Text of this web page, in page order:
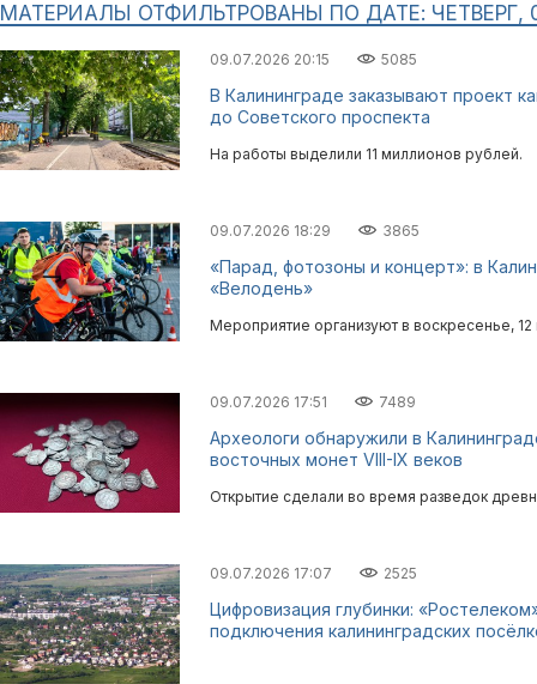
МАТЕРИАЛЫ ОТФИЛЬТРОВАНЫ ПО ДАТЕ: ЧЕТВЕРГ,
09.07.2026 20:15 5085
В Калининграде заказывают проект
до Советского проспекта
На работы выделили 11 миллионов рублей.
09.07.2026 18:29 3865
«Парад, фотозоны и концерт»: в
«Велодень»
Мероприятие организуют в воскресенье,
09.07.2026 17:51 7489
Археологи обнаружили в
восточных монет VIII-IX веков
Открытие сделали во время разведок
09.07.2026 17:07 2525
Цифровизация глубинки:
подключения калининградских